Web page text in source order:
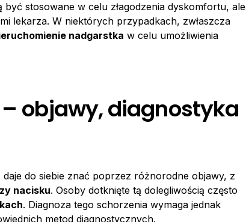
być stosowane w celu złagodzenia dyskomfortu, ale
lekarza. W niektórych przypadkach, zwłaszcza
nadgarstka w celu umożliwienia
objawy, diagnostyka
do siebie znać poprzez różnorodne objawy, z
nacisku. Osoby dotknięte tą dolegliwością często
. Diagnoza tego schorzenia wymaga jednak
metod diagnostycznych.